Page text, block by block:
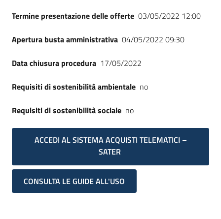
Termine presentazione delle offerte 03/05/2022 12:00
Apertura busta amministrativa 04/05/2022 09:30
Data chiusura procedura 17/05/2022
Requisiti di sostenibilità ambientale no
Requisiti di sostenibilità sociale no
ACCEDI AL SISTEMA ACQUISTI TELEMATICI –
SATER
CONSULTA LE GUIDE ALL'USO